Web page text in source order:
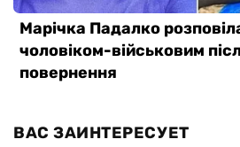
ВАС ЗАИНТЕРЕСУЕТ